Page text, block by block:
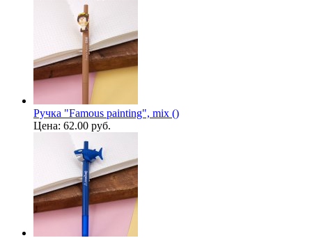
Ручка "Famous painting", mix ()
Цена: 62.00 руб.